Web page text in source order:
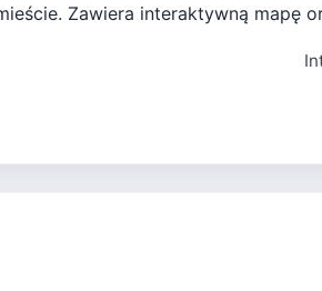
Zawiera interaktywną mapę